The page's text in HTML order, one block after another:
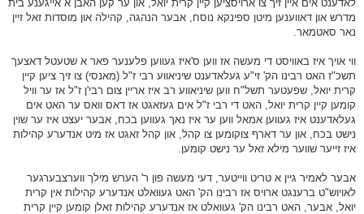
לאדענט אים איין זיך צו ארויסציען קיין קרית יואל, און ער קען האבן א אייגענע בית
מדרש און דאווענען מיטן ספינקא נוסח, אבער הנהגה, קהילה און מוסדות זאל זיין
נאר סאטמאר.
ווי אויך איז באוויסט די מעשה אז ווען ס'איז געווען פלענער פאר א שטעטל דאצעך
תשכ"ז האט רבינו הק' זי"ע געלאדענט שיניאווע רבי ז"ל (מאנסי) צו זיך ציען קיין
קרית יואל, שפעטער תשל"ח ווען שיניאווע רב איז אריין צום רבי'ן ז"ל אז ער וויל
קומען קיין קרית יואל, האט די רבי ז"ל אים געזאגט אז דאס וואס ער האט אים
געלאדענט איז געווען אמאל ווען ער איז נאך געווען בכח, אבער יעצט איז ער שוין
נישט בכח, און ער דארף צוקומען צו קהל, און קהל זאגט אז מיט אנדערע קהילות
איז זייער שווער מילא זאל ער נישט קומען.
אבער לאמיר גיין א טריט ווייטער, דעי מעשה פון ר' הערש מילך ווערצבערגער
לאויוש"ט ברענגט ארויס אז רבינו הק' האט געוואלט אנדערע קהילות אין קרית
יואל, אבער, האט רבינו הק' געוואלט אז אנדערע קהילות זאלן קומען קיין קרית